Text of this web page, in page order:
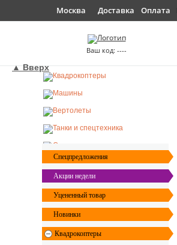
Москва Доставка Оплата
----
Спецпредложения
Акции недели
Уцененный товар
Новинки
Квадрокоптеры
▲ Вверх